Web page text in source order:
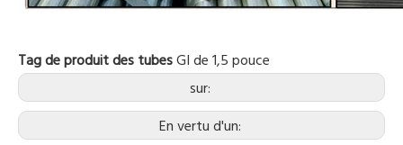
Tag de produit des tubesGI de 1,5 pouce
sur:
En vertu d'un: